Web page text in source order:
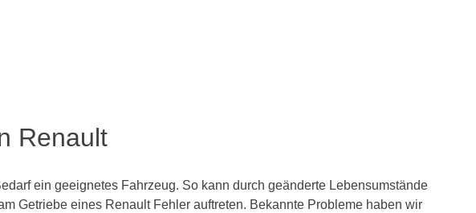
Renault
ein geeignetes Fahrzeug. So kann durch geänderte Lebensumstände
Getriebe eines Renault Fehler auftreten. Bekannte Probleme haben wir